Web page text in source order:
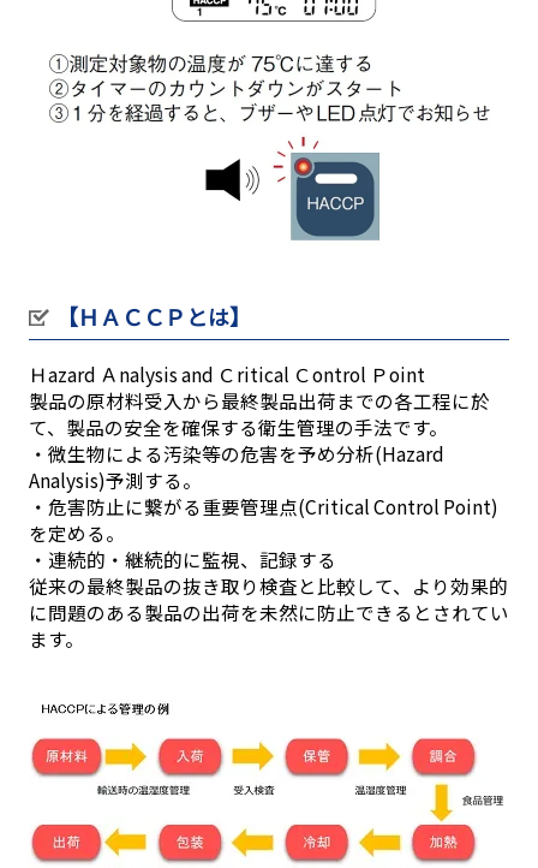
【ＨＡＣＣＰとは】
Ｈazard Ａnalysis and Ｃritical Ｃontrol Ｐoint
製品の原材料受入から最終製品出荷までの各工程に於
て、製品の安全を確保する衛生管理の手法です。
・微生物による汚染等の危害を予め分析(Hazard
Analysis)予測する。
・危害防止に繋がる重要管理点(Critical Control Point)
を定める。
・連続的・継続的に監視、記録する
従来の最終製品の抜き取り検査と比較して、より効果的
に問題のある製品の出荷を未然に防止できるとされてい
ます。